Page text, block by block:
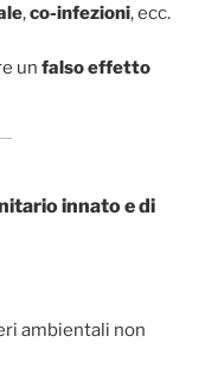
,co-infezioni, ecc.
unfalso effetto
innato e di
ambientali non